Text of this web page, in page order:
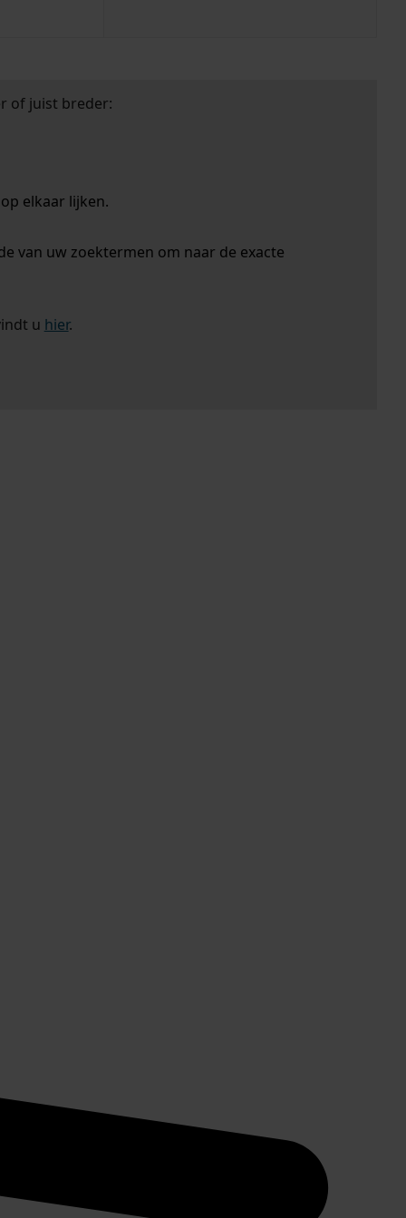
of juist breder:
elkaar lijken.
van uw zoektermen om naar de exacte
u hier.